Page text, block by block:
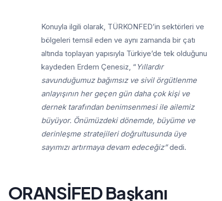
Konuyla ilgili olarak, TÜRKONFED’in sektörleri ve
bölgeleri temsil eden ve aynı zamanda bir çatı
altında toplayan yapısıyla Türkiye’de tek olduğunu
kaydeden Erdem Çenesiz, “ Yıllardır
savunduğumuz bağımsız ve sivil örgütlenme
anlayışının her geçen gün daha çok kişi ve
dernek tarafından benimsenmesi ile ailemiz
büyüyor. Önümüzdeki dönemde, büyüme ve
derinleşme stratejileri doğrultusunda üye
sayımızı artırmaya devam edeceğiz”dedi.
ORANSİFED Başkanı